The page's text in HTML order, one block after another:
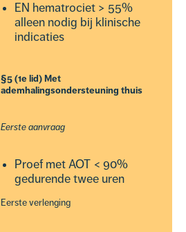
EN hematrociet > 55%
alleen nodig bij klinische
indicaties
§5 (1e lid) Met
ademhalingsondersteuning thuis
Eerste aanvraag
Proef met AOT < 90%
gedurende twee uren
Eerste verlenging